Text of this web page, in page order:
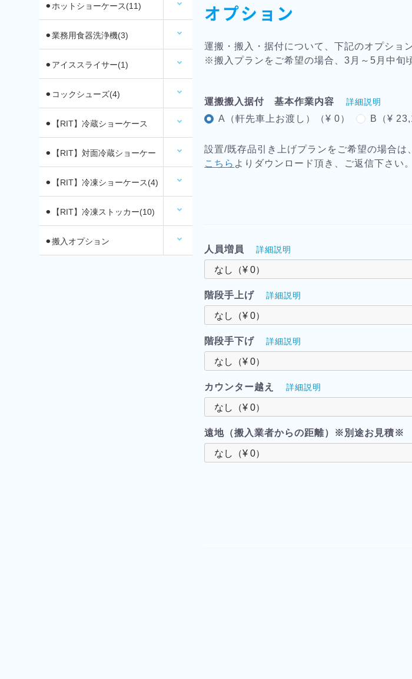
オプション
運搬・搬入・据付について、下記のオプショ
※搬入プランをご希望の場合、3月～5月中旬
運搬搬入据付 基本作業内容 詳細説明
A（軒先車上お渡し）（¥ 0） B（¥
設置/既存品引き上げプランをご希望の場合は
こちら よりダウンロード頂き、ご返信下さい。
人員増員 詳細説明
階段手上げ 詳細説明
階段手下げ 詳細説明
カウンター越え 詳細説明
遠地（搬入業者からの距離）※別途お見積※
⚫︎ホットショーケース(11)
⚫︎業務用食器洗浄機(3)
⚫︎アイススライサー(1)
⚫︎コックシューズ(4)
⚫︎【RIT】冷蔵ショーケース
(26)
⚫︎【RIT】対面冷蔵ショーケー
ス(6)
⚫︎【RIT】冷凍ショーケース(4)
⚫︎【RIT】冷凍ストッカー(10)
⚫︎搬入オプション